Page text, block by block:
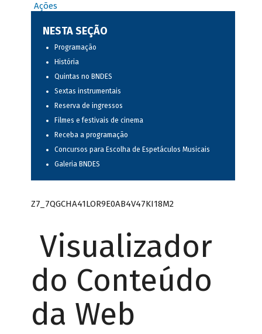
Ações
NESTA SEÇÃO
Programação
História
Quintas no BNDES
Sextas instrumentais
Reserva de ingressos
Filmes e festivais de cinema
Receba a programação
Concursos para Escolha de Espetáculos Musicais
Galeria BNDES
Z7_7QGCHA41LOR9E0AB4V47KI18M2
Visualizador
do Conteúdo
da Web